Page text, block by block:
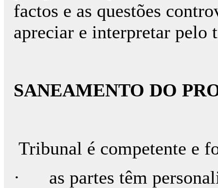
factos e as questões
apreciar e interpretar pelo
SANEAMENTO DO
Tribunal é competente e
· as partes têm